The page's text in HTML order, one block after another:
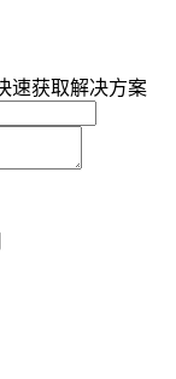
速获取解决方案